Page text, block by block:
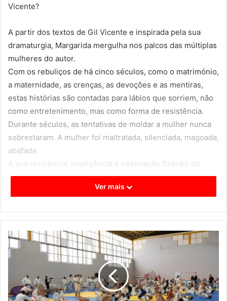
Vicente?
A partir dos textos de Gil Vicente e inspirada pela sua
dramaturgia, Margarida mergulha nos palcos das múltiplas
mulheres do autor.
Com os rebuliços de há cinco séculos, como o matrimónio,
a maternidade, as crenças, as devoções e as mentiras,
estas histórias são contadas para lábios que sorriem, não
como entretenimento, mas como forma de resistência.
Durante séculos, as tentativas de moldar a mulher nunca
sobrestaram. A mulher foi maltratada, silenciada, magoada,
abafada.
A sua resiliência, inteligência e obstinação fizeram da
mulher o mais bonito ser. Mas a luta pelo direito a ser
mulher em pleno está, infelizmente, longe de ter sido
Ver mais